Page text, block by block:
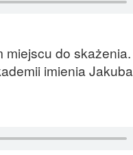
miejscu do
imienia